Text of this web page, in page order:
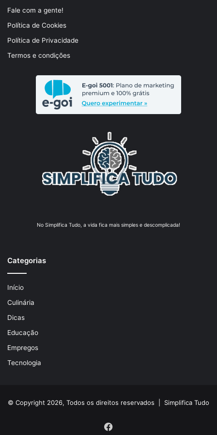
Fale com a gente!
Política de Cookies
Política de Privacidade
Termos e condições
No Simplifica Tudo, a vida fica mais simples e descomplicada!
Categorias
Início
Culinária
Dicas
Educação
Empregos
Tecnologia
© Copyright 2026, Todos os direitos reservados | Simplifica Tudo